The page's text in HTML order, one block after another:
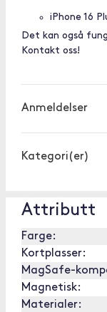
iPhone 16
Det kan også
Kontakt oss!
Anmeldelser
Kategori(er)
Attributt
Farge:
Kortplasser:
MagSafe-
Magnetisk:
Materialer: